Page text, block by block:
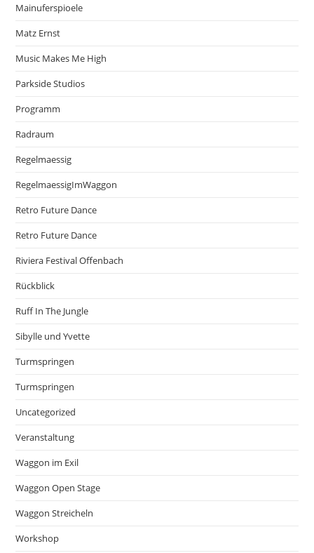
Mainuferspioele
Matz Ernst
Music Makes Me High
Parkside Studios
Programm
Radraum
Regelmaessig
RegelmaessigImWaggon
Retro Future Dance
Retro Future Dance
Riviera Festival Offenbach
Rückblick
Ruff In The Jungle
Sibylle und Yvette
Turmspringen
Turmspringen
Uncategorized
Veranstaltung
Waggon im Exil
Waggon Open Stage
Waggon Streicheln
Workshop